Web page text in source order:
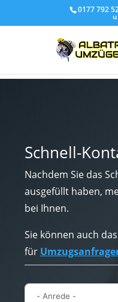
0177 792
Schnell-
Nachdem Sie das
ausgefüllt haben,
bei Ihnen.
Sie können auch
für